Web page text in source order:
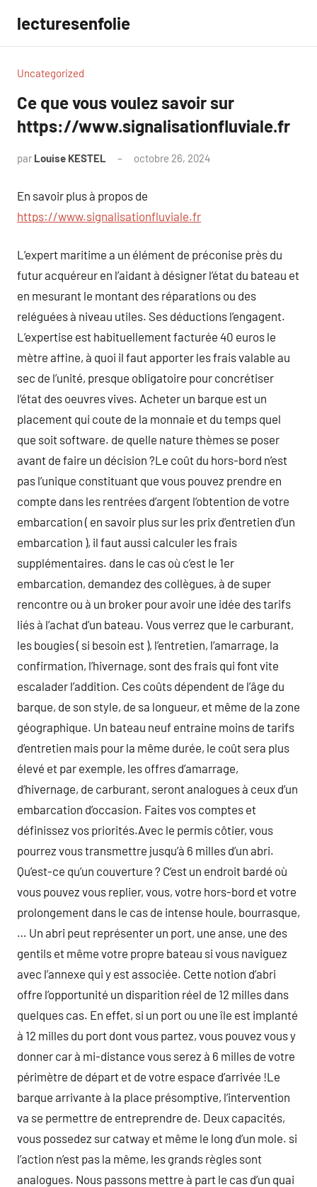
contenu
lecturesenfolie
Uncategorized
Ce que vous voulez savoir sur
https://www.signalisationfluviale.fr
par Louise KESTEL octobre 26, 2024
En savoir plus à propos de
https://www.signalisationfluviale.fr
L’expert maritime a un élément de préconise près du
futur acquéreur en l’aidant à désigner l’état du bateau et
en mesurant le montant des réparations ou des
reléguées à niveau utiles. Ses déductions l’engagent.
L’expertise est habituellement facturée 40 euros le
mètre affine, à quoi il faut apporter les frais valable au
sec de l’unité, presque obligatoire pour concrétiser
l’état des oeuvres vives. Acheter un barque est un
placement qui coute de la monnaie et du temps quel
que soit software. de quelle nature thèmes se poser
avant de faire un décision ?Le coût du hors-bord n’est
pas l’unique constituant que vous pouvez prendre en
compte dans les rentrées d’argent l’obtention de votre
embarcation ( en savoir plus sur les prix d’entretien d’un
embarcation ), il faut aussi calculer les frais
supplémentaires. dans le cas où c’est le 1er
embarcation, demandez des collègues, à de super
rencontre ou à un broker pour avoir une idée des tarifs
liés à l’achat d’un bateau. Vous verrez que le carburant,
les bougies ( si besoin est ), l’entretien, l’amarrage, la
confirmation, l’hivernage, sont des frais qui font vite
escalader l’addition. Ces coûts dépendent de l’âge du
barque, de son style, de sa longueur, et même de la zone
géographique. Un bateau neuf entraine moins de tarifs
d’entretien mais pour la même durée, le coût sera plus
élevé et par exemple, les offres d’amarrage,
d’hivernage, de carburant, seront analogues à ceux d’un
embarcation d’occasion. Faites vos comptes et
définissez vos priorités.Avec le permis côtier, vous
pourrez vous transmettre jusqu’à 6 milles d’un abri.
Qu’est-ce qu’un couverture ? C’est un endroit bardé où
vous pouvez vous replier, vous, votre hors-bord et votre
prolongement dans le cas de intense houle, bourrasque,
… Un abri peut représenter un port, une anse, une des
gentils et même votre propre bateau si vous naviguez
avec l’annexe qui y est associée. Cette notion d’abri
offre l’opportunité un disparition réel de 12 milles dans
quelques cas. En effet, si un port ou une île est implanté
à 12 milles du port dont vous partez, vous pouvez vous y
donner car à mi-distance vous serez à 6 milles de votre
périmètre de départ et de votre espace d’arrivée !Le
barque arrivante à la place présomptive, l’intervention
va se permettre de entreprendre de. Deux capacités,
vous possedez sur catway et même le long d’un mole. si
l’action n’est pas la même, les grands règles sont
analogues. Nous passons mettre à part le cas d’un quai